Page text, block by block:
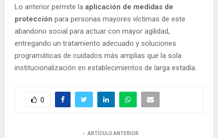
Lo anterior permite la aplicación de medidas de
protección para personas mayores víctimas de este
abandono social para actuar con mayor agilidad,
entregando un tratamiento adecuado y soluciones
programáticas de cuidados más amplias que la sola
institucionalización en establecimientos de larga estadía.
0
ARTÍCULO ANTERIOR